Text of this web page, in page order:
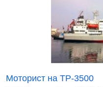
Моторист на ТР-3500